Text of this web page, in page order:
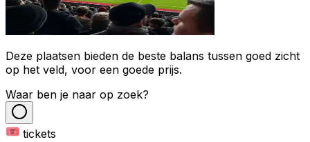
Deze plaatsen bieden de beste balans tussen goed zicht
op het veld, voor een goede prijs.
Waar ben je naar op zoek?
tickets